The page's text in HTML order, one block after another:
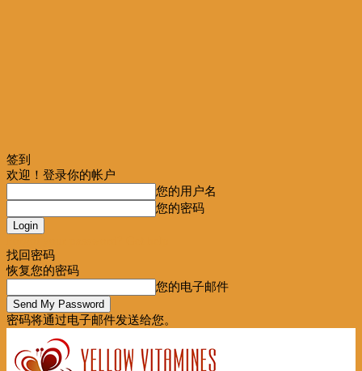
签到
欢迎！登录你的帐户
您的用户名
您的密码
找回密码
恢复您的密码
您的电子邮件
密码将通过电子邮件发送给您。